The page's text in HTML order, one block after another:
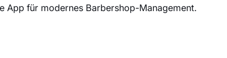
App für modernes Barbershop-Management.